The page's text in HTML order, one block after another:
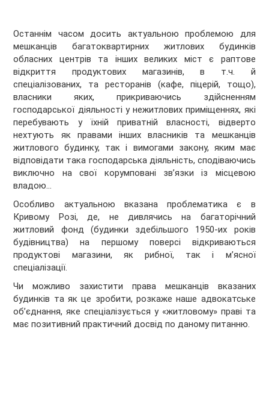
Останнім часом досить актуальною проблемою для
мешканців багатоквартирних житлових будинків
обласних центрів та інших великих міст є раптове
відкриття продуктових магазинів, в т.ч. й
спеціалізованих, та ресторанів (кафе, піцерій, тощо),
власники яких, прикриваючись здійсненням
господарської діяльності у нежитлових приміщеннях, які
перебувають у їхній приватній власності, відверто
нехтують як правами інших власників та мешканців
житлового будинку, так і вимогами закону, яким має
відповідати така господарська діяльність, сподіваючись
виключно на свої корумповані зв’язки із місцевою
владою…
Особливо актуальною вказана проблематика є в
Кривому Розі, де, не дивлячись на багаторічний
житловий фонд (будинки здебільшого 1950-их років
будівництва) на першому поверсі відкриваються
продуктові магазини, як рибної, так і м’ясної
спеціалізації.
Чи можливо захистити права мешканців вказаних
будинків та як це зробити, розкаже наше адвокатське
об’єднання, яке спеціалізується у «житловому» праві та
має позитивний практичний досвід по даному питанню.